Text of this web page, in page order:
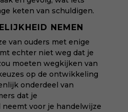
keten van schuldigen.
NEMEN
van ouders met enige
echter niet weg dat je
moeten wegkijken van
op de ontwikkeling
onderdeel van
dat je
voor je handelwijze